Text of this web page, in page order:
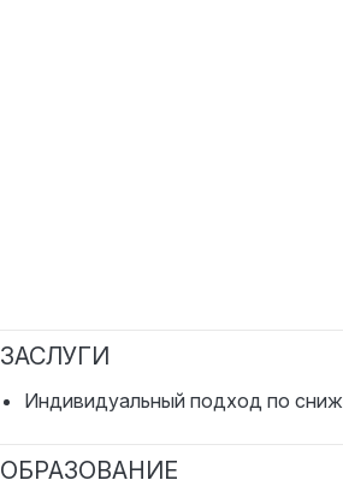
ЗАСЛУГИ
Индивидуальный подход по
ОБРАЗОВАНИЕ